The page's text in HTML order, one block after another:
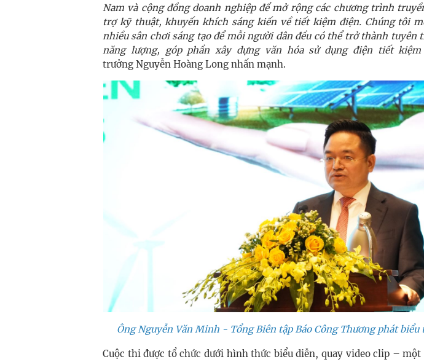
Nam và cộng đồng doanh nghiệp để mở rộng các chương trình
trợ kỹ thuật, khuyến khích sáng kiến về tiết kiệm điện. Chúng tôi
nhiều sân chơi sáng tạo để mỗi người dân đều có thể trở thành
năng lượng, góp phần xây dựng văn hóa sử dụng điện tiết
trưởng Nguyễn Hoàng Long nhấn mạnh.
Ông Nguyễn Văn Minh - Tổng Biên tập Báo Công Thương phát biểu
Cuộc thi được tổ chức dưới hình thức biểu diễn, quay video clip –